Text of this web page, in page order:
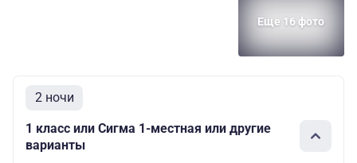
Еще 16 фото
2 ночи
1 класс или Сигма 1-местная или другие
варианты